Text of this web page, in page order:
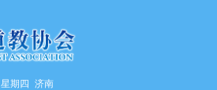
星期四 济南